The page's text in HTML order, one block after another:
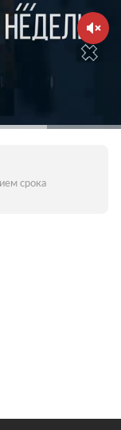
срока